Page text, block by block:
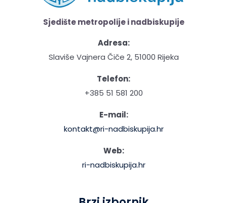
Sjedište metropolije i nadbiskupije
Adresa:
Slaviše Vajnera Čiče 2, 51000 Rijeka
Telefon:
+385 51 581 200
E-mail:
kontakt@ri-nadbiskupija.hr
Web:
ri-nadbiskupija.hr